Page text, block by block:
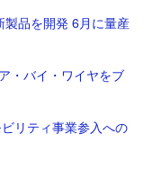
品を開発 6月に量産
・バイ・ワイヤをブ
リティ事業参入への